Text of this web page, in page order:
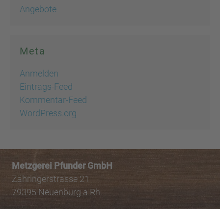
Angebote
Meta
Anmelden
Eintrags-Feed
Kommentar-Feed
WordPress.org
Metzgerei Pfunder GmbH
Zähringerstrasse 21
79395 Neuenburg a.Rh.